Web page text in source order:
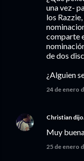
una vez-
los
comparte
de dos
¿Alguien
24 de enero
Christian
Muy
25 de enero